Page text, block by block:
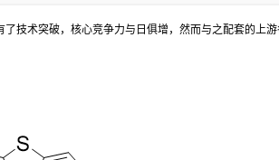
技术突破，核心竞争力与日俱增，然而与之配套的上